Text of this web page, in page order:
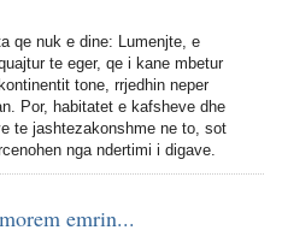
qe nuk e dine: Lumenjte, e
te eger, qe i kane mbetur
tone, rrjedhin neper
Por, habitatet e kafsheve dhe
te jashtezakonshme ne to, sot
nga ndertimi i digave.
emrin...